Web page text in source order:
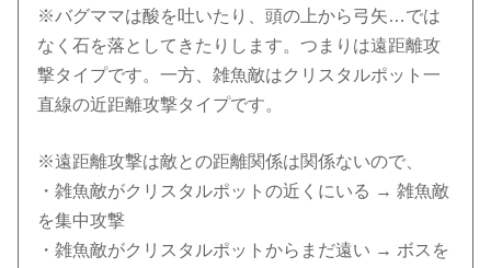
※バグママは酸を吐いたり、頭の上から弓矢…では
なく石を落としてきたりします。つまりは遠距離攻
撃タイプです。一方、雑魚敵はクリスタルポット一
直線の近距離攻撃タイプです。
※遠距離攻撃は敵との距離関係は関係ないので、
・雑魚敵がクリスタルポットの近くにいる → 雑魚敵
を集中攻撃
・雑魚敵がクリスタルポットからまだ遠い → ボスを